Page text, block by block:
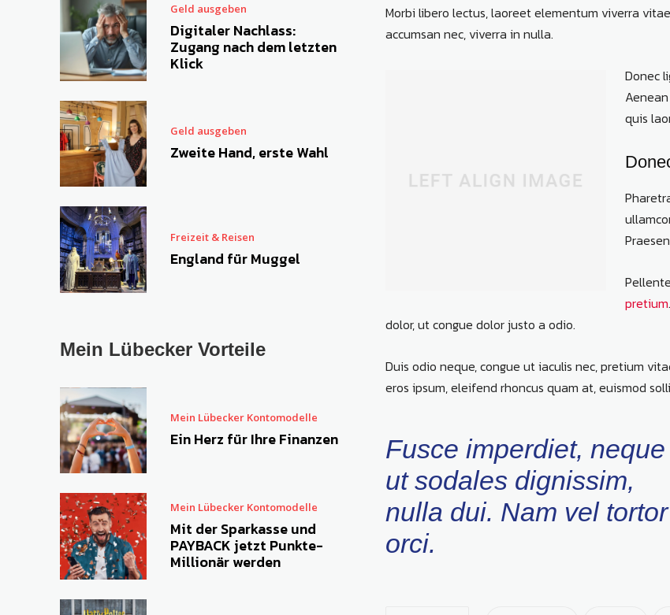
Geld ausgeben
Digitaler Nachlass:
Zugang nach dem letzten
Klick
Geld ausgeben
Zweite Hand, erste Wahl
Freizeit & Reisen
England für Muggel
Mein Lübecker Vorteile
Mein Lübecker Kontomodelle
Ein Herz für Ihre Finanzen
Mein Lübecker Kontomodelle
Mit der Sparkasse und
PAYBACK jetzt Punkte-
Millionär werden
Morbi libero lectus, laoreet elementum viverra
accumsan nec, viverra in nulla.
Donec
quis
pretium
dolor, ut congue dolor justo a odio.
Duis odio neque, congue ut iaculis nec, pretium
eros ipsum, eleifend rhoncus quam at, euismod
Fusce imperdiet, neque
ut sodales dignissim,
nulla dui. Nam vel tortor
orci.